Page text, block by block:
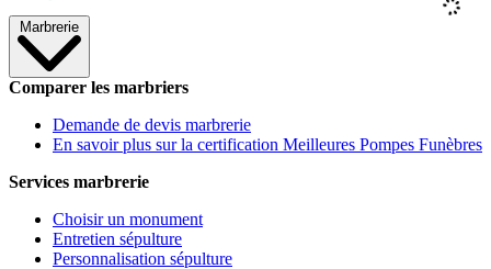
Marbrerie
Comparer les marbriers
Demande de devis marbrerie
En savoir plus sur la certification Meilleures Pompes Funèbres
Services marbrerie
Choisir un monument
Entretien sépulture
Personnalisation sépulture